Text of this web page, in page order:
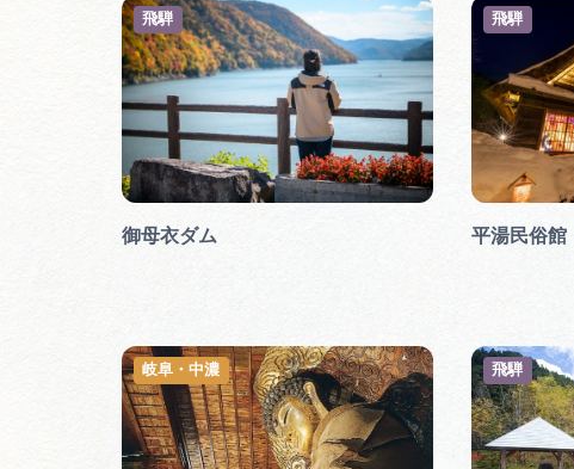
御母衣ダム
飛騨
平湯民俗館
飛騨
岐阜・中濃 飛騨